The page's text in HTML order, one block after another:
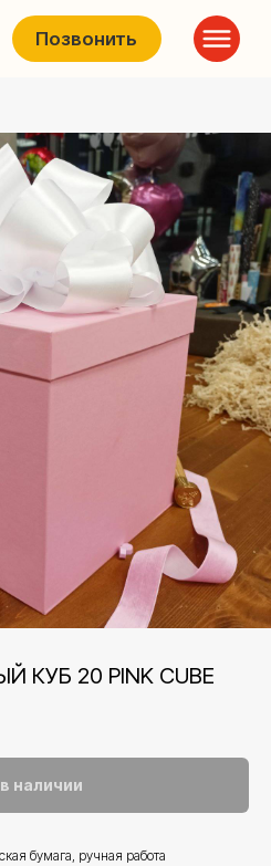
20 PINK CUBE
наличии
бумага, ручная работа